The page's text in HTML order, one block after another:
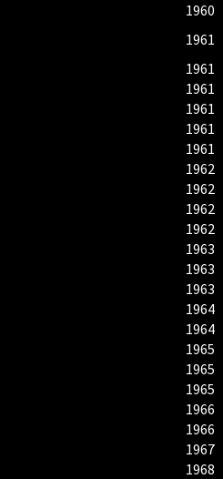
1960
1961
1961
1961
1961
1961
1961
1962
1962
1962
1962
1963
1963
1963
1964
1964
1965
1965
1965
1966
1966
1967
1968